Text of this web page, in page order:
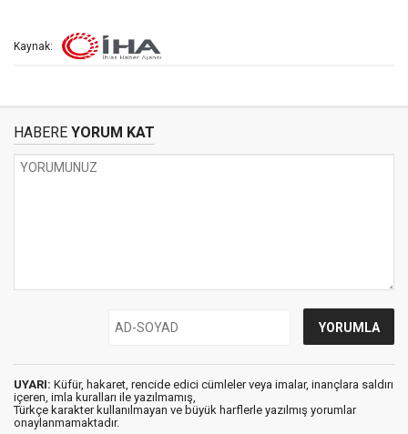
Kaynak:
HABERE YORUM KAT
UYARI: Küfür, hakaret, rencide edici cümleler veya imalar, inançlara saldırı
içeren, imla kuralları ile yazılmamış,
Türkçe karakter kullanılmayan ve büyük harflerle yazılmış yorumlar
onaylanmamaktadır.